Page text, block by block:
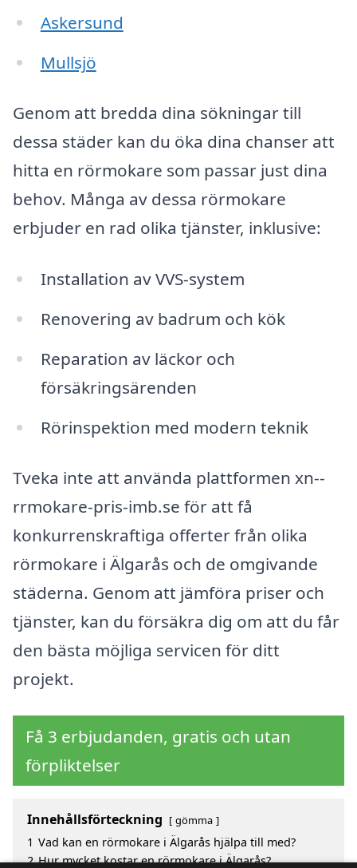
Askersund
Mullsjö
Genom att bredda dina sökningar till
dessa städer kan du öka dina chanser att
hitta en rörmokare som passar just dina
behov. Många av dessa rörmokare
erbjuder en rad olika tjänster, inklusive:
Installation av VVS-system
Renovering av badrum och kök
Reparation av läckor och
försäkringsärenden
Rörinspektion med modern teknik
Tveka inte att använda plattformen xn--
rrmokare-pris-imb.se för att få
konkurrenskraftiga offerter från olika
rörmokare i Älgarås och de omgivande
städerna. Genom att jämföra priser och
tjänster, kan du försäkra dig om att du får
den bästa möjliga servicen för ditt
projekt.
Få 3 erbjudanden, gratis och utan
förpliktelser
Innehållsförteckning gömma
1 Vad kan en rörmokare i Älgarås hjälpa till med?
2 Hur mycket kostar en rörmokare i Älgarås?